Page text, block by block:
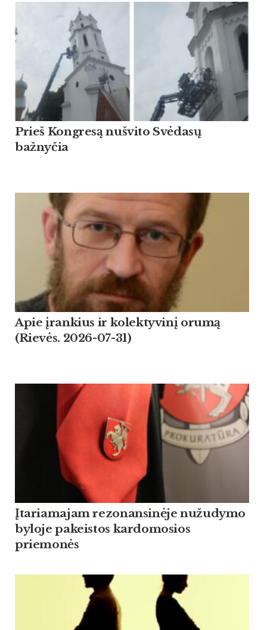
Prieš Kongresą nušvito Svėdasų
bažnyčia
Apie įrankius ir kolektyvinį orumą
(Rievės. 2026-07-31)
Įtariamajam rezonansinėje nužudymo
byloje pakeistos kardomosios
priemonės